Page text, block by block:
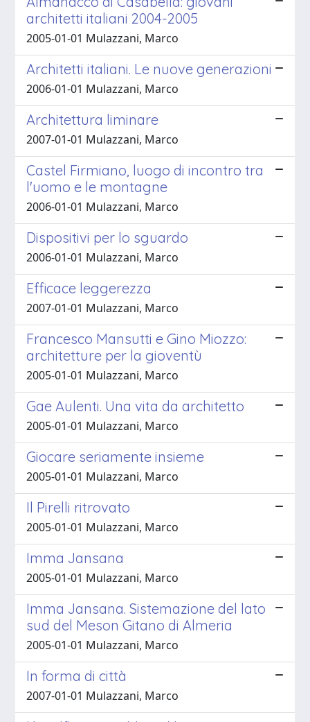
architetti italiani 2004-2005
2005-01-01 Mulazzani, Marco
Architetti italiani. Le nuove generazioni
2006-01-01 Mulazzani, Marco
Architettura liminare
2007-01-01 Mulazzani, Marco
Castel Firmiano, luogo di incontro tra
l'uomo e le montagne
2006-01-01 Mulazzani, Marco
Dispositivi per lo sguardo
2006-01-01 Mulazzani, Marco
Efficace leggerezza
2007-01-01 Mulazzani, Marco
Francesco Mansutti e Gino Miozzo:
architetture per la gioventù
2005-01-01 Mulazzani, Marco
Gae Aulenti. Una vita da architetto
2005-01-01 Mulazzani, Marco
Giocare seriamente insieme
2005-01-01 Mulazzani, Marco
Il Pirelli ritrovato
2005-01-01 Mulazzani, Marco
Imma Jansana
2005-01-01 Mulazzani, Marco
Imma Jansana. Sistemazione del lato
sud del Meson Gitano di Almeria
2005-01-01 Mulazzani, Marco
In forma di città
2007-01-01 Mulazzani, Marco